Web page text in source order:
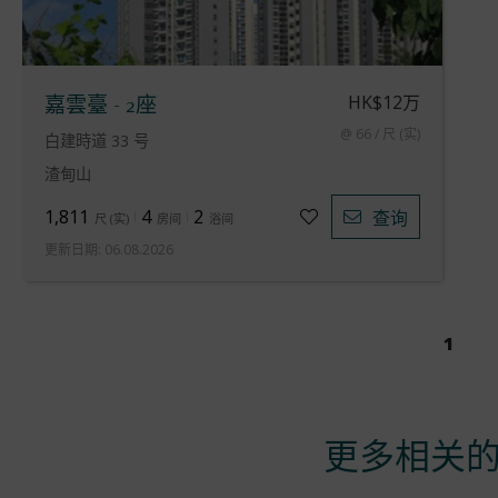
嘉雲臺 - 2座
白建時道 33 号
渣甸山
HK$12万
@ 66 / 尺 (实)
1,811 尺 (实) 4 房间 2 浴间 查询
更新日期 06.08.2026
1
更多相关